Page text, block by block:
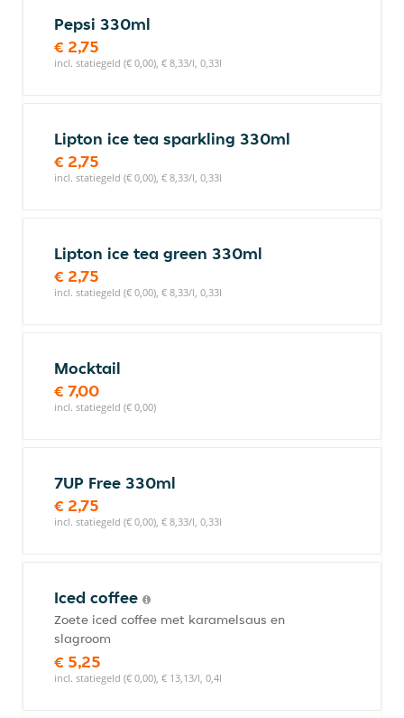
Pepsi 330ml
€ 2,75
incl. statiegeld (€ 0,00), € 8,33/l, 0,33l
Lipton ice tea sparkling 330ml
€ 2,75
incl. statiegeld (€ 0,00), € 8,33/l, 0,33l
Lipton ice tea green 330ml
€ 2,75
incl. statiegeld (€ 0,00), € 8,33/l, 0,33l
Mocktail
€ 7,00
incl. statiegeld (€ 0,00)
7UP Free 330ml
€ 2,75
incl. statiegeld (€ 0,00), € 8,33/l, 0,33l
Iced coffee
Zoete iced coffee met karamelsaus en
slagroom
€ 5,25
incl. statiegeld (€ 0,00), € 13,13/l, 0,4l